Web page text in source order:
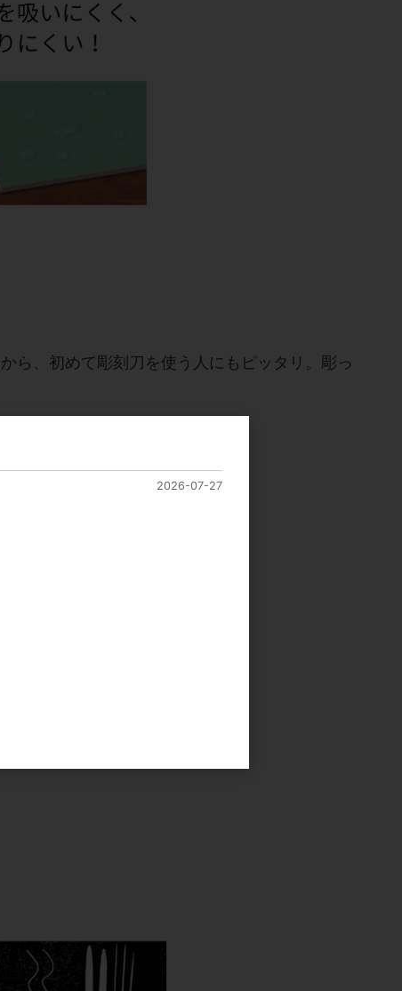
ら、初めて彫刻刀を使う人にもピッタリ。彫っ
2026-07-27